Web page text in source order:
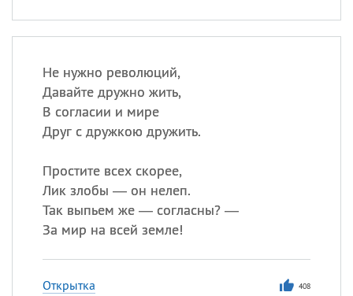
Не нужно революций,
Давайте дружно жить,
В согласии и мире
Друг с дружкою дружить.
Простите всех скорее,
Лик злобы — он нелеп.
Так выпьем же — согласны? —
За мир на всей земле!
Открытка 408